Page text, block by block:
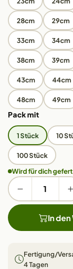
28cm 29cm
33cm 34cm
38cm 39cm
43cm 44cm
48cm 49cm
Pack mit
1 Stück 10
100 Stück
Wird für dich
In
Fertigung/
4 Tagen